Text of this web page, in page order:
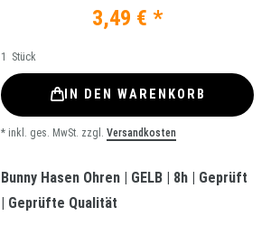
3,49 € *
1 Stück
IN DEN WARENKORB
* inkl. ges. MwSt. zzgl. Versandkosten
Bunny Hasen Ohren | GELB | 8h | Geprüft
| Geprüfte Qualität